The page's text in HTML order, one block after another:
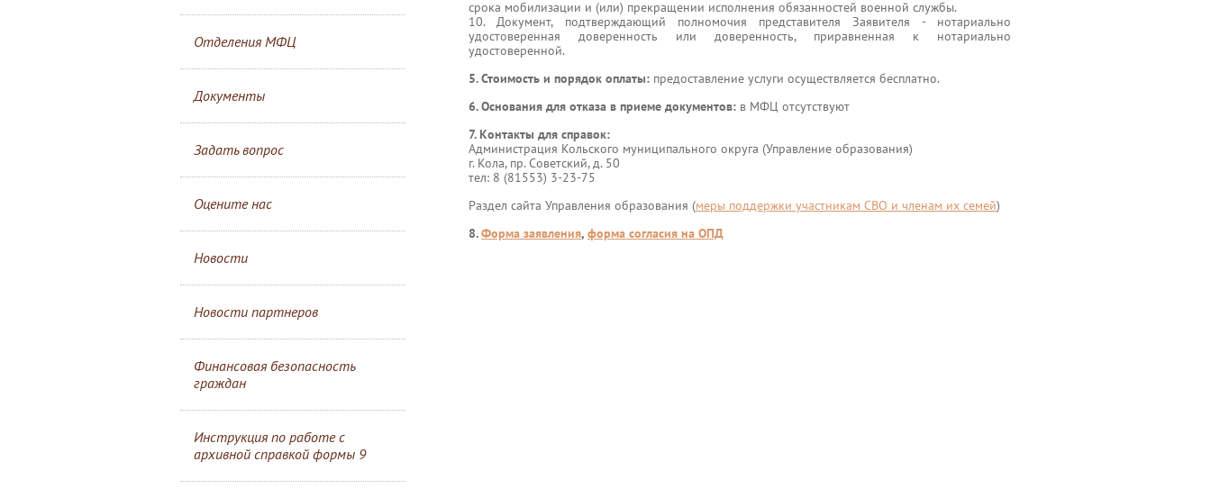
Отделения МФЦ
Документы
Задать вопрос
Оцените нас
Новости
Новости партнеров
Финансовая безопасность
граждан
Инструкция по работе с
архивной справкой формы 9
срока мобилизации и (или) прекращении исполнения обязанностей военной службы.
10. Документ, подтверждающий полномочия представителя Заявителя - нотариально
удостоверенная доверенность или доверенность, приравненная к нотариально
удостоверенной.
5. Стоимость и порядок оплаты: предоставление услуги осуществляется бесплатно.
6. Основания для отказа в приеме документов: в МФЦ отсутствуют
7. Контакты для справок:
Администрация Кольского муниципального округа (Управление образования)
г. Кола, пр. Советский, д. 50
тел: 8 (81553) 3-23-75
Раздел сайта Управления образования (меры поддержки участникам СВО и членам их семей)
8.Форма заявления, форма согласия на ОПД